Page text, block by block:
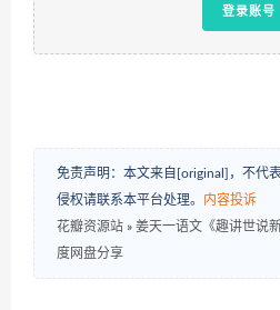
登录账号
免责声明：本文来自[original]，不代
侵权请联系本平台处理。 内容投诉
花瓣资源站 » 姜天一语文《趣讲世说
度网盘分享